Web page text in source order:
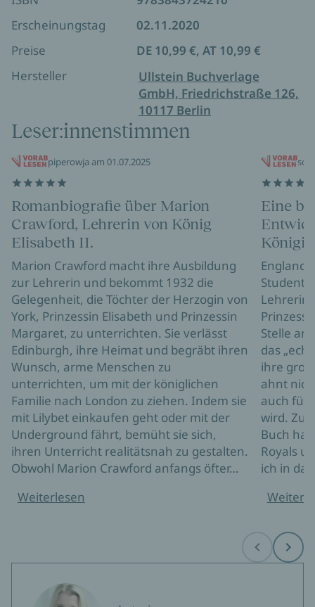
Erscheinungstag
02.11.2020
Preise
DE 10,99 €, AT 10,99 €
Hersteller
Ullstein Buchverlage
GmbH, Friedrichstraße 126,
10117 Berlin
Leser:innenstimmen
piperowja am 01.07.2025
Romanbiografie über Marion
Crawford, Lehrerin von König
Elisabeth II.
Marion Crawford macht ihre Ausbildung
zur Lehrerin und bekommt 1932 die
Gelegenheit, die Töchter der Herzogin von
York, Prinzessin Elisabeth und Prinzessin
Margaret, zu unterrichten. Sie verlässt
Edinburgh, ihre Heimat und begräbt ihren
Wunsch, arme Menschen zu
unterrichten, um mit der königlichen
Familie nach London zu ziehen. Indem sie
mit Lilybet einkaufen geht oder mit der
Underground fährt, bemüht sie sich,
ihren Unterricht realitätsnah zu gestalten.
Obwohl Marion Crawford anfangs öfter…
Weiterlesen
Eine
Königin
England
Lehrerin
Stelle
das
ihre
ahnt
auch für
wird.
Buch
Royals
ich in
Before Next